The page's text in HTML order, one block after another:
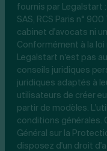
fournis par Legalstart
SAS, RCS Paris n°
cabinet d'avocats ni
Conformément à la loi
Legalstart n’est pas
conseils juridiques
juridiques adaptés à
utilisateurs de créer
partir de modèles.
conditions générales.
Général sur la
disposez d'un droit